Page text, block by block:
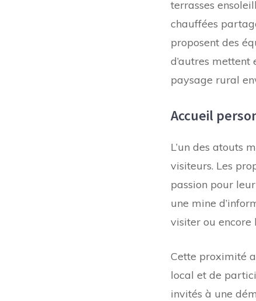
terrasses
chauffées
proposent des
d’autres
paysage rural
Accueil
L’un des atouts
visiteurs. Les
passion pour
une mine
visiter ou encore
Cette proximité
local et de
invités à une